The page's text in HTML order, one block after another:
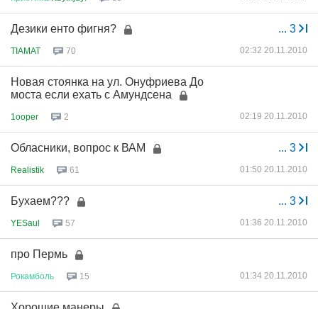
... 3
Дезики енто фигня?
TIAMAT 70 02:32 20.11.2010
Новая стоянка на ул. Онуфриева До
моста если ехать с Амундсена
1ooper 2 02:19 20.11.2010
... 3
Обласники, вопрос к ВАМ
Realistik 61 01:50 20.11.2010
... 3
Бухаем???
YESaul 57 01:36 20.11.2010
про Пермь
Рокамболь 15 01:34 20.11.2010